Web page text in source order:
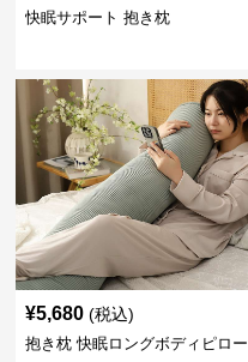
快眠サポート 抱き枕
¥5,680 (税込)
抱き枕 快眠ロングボディピロー